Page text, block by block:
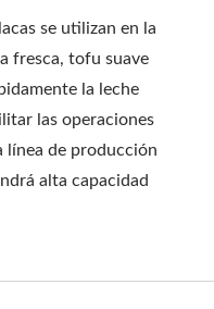
se utilizan en la
fresca, tofu suave
la leche
las operaciones
línea de producción
alta capacidad